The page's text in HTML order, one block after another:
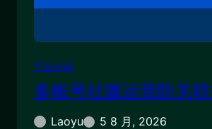
产品介绍
多账号社媒运营防关
Laoyu
5 8 月, 2026